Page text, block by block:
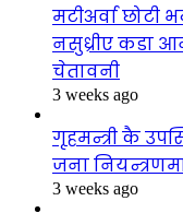
मटीअर्वा छोटी
नसुध्रीए कडा
चेतावनी
3 weeks ago
गृहमन्त्री कै
जना
3 weeks ago